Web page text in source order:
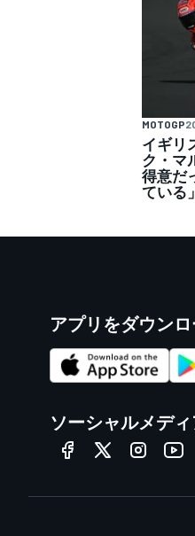
MOTOGP
イギリ
ク・マ
得意だ
ている」
アプリをダウン
ソーシャルメデ